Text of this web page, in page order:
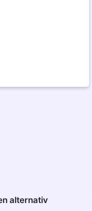
alternativ